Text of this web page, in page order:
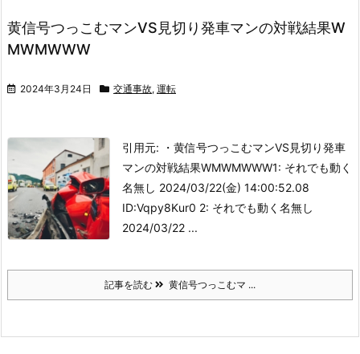
黄信号つっこむマンVS見切り発車マンの対戦結果W
MWMWWW
2024年3月24日 交通事故, 運転
引用元: ・黄信号つっこむマンVS見切り発車
マンの対戦結果WMWMWWW1: それでも動く
名無し 2024/03/22(金) 14:00:52.08
ID:Vqpy8Kur0 2: それでも動く名無し
2024/03/22 ...
記事を読む 黄信号つっこむマ ...